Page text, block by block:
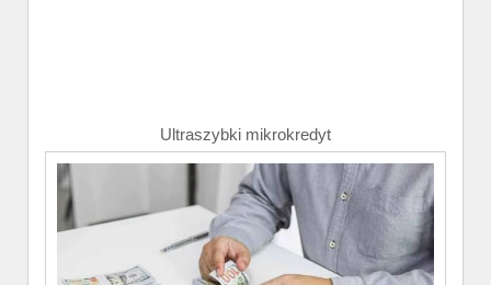
Ultraszybki mikrokredyt